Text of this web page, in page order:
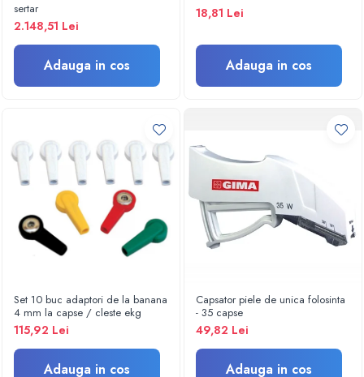
Umidificatoare
Monitorizare somn
Masurare
Cantare
Alcoolmetre
Prim ajutor, urgenta & reanimare
Targi urgente
Truse urgente
Genti urgente
Rucsacuri
Foarfece
Truse pentru resuscitare / reanimare
Protectie si acoperiri in urgente
sertar
2.148,51 Lei
Adauga in cos
18,81 Lei
Adauga in cos
Set 10 buc adaptori de la banana
4 mm la capse / cleste ekg
115,92 Lei
Adauga in cos
Capsator piele de unica folosinta
- 35 capse
49,82 Lei
Adauga in cos